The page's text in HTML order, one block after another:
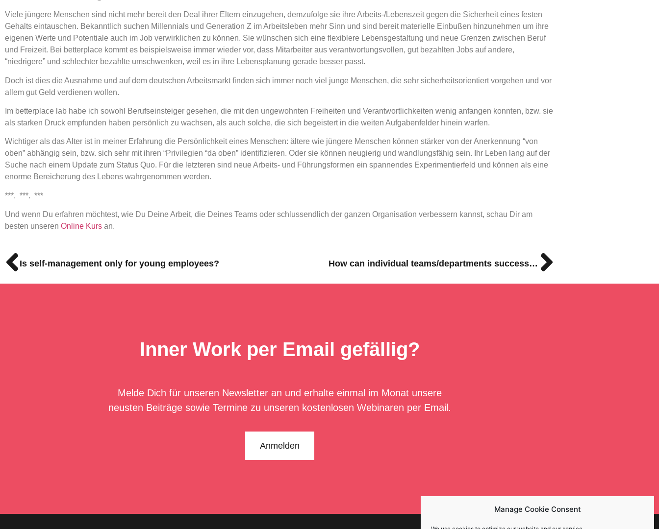
Manage Cookie Consent
Viele jüngere Menschen sind nicht mehr bereit den Deal ihrer Eltern einzugehen, demzufolge sie ihre Arbeits-/Lebenszeit gegen die Sicherheit eines festen
Gehalts eintauschen. Bekanntlich suchen Millennials und Generation Z im Arbeitsleben mehr Sinn und sind bereit materielle Einbußen hinzunehmen um ihre
eigenen Werte und Potentiale auch im Job verwirklichen zu können. Sie wünschen sich eine flexiblere Lebensgestaltung und neue Grenzen zwischen Beruf
und Freizeit. Bei betterplace kommt es beispielsweise immer wieder vor, dass Mitarbeiter aus verantwortungsvollen, gut bezahlten Jobs auf andere,
“niedrigere” und schlechter bezahlte umschwenken, weil es in ihre Lebensplanung gerade besser passt.
Doch ist dies die Ausnahme und auf dem deutschen Arbeitsmarkt finden sich immer noch viel junge Menschen, die sehr sicherheitsorientiert vorgehen und vor
allem gut Geld verdienen wollen.
Im betterplace lab habe ich sowohl Berufseinsteiger gesehen, die mit den ungewohnten Freiheiten und Verantwortlichkeiten wenig anfangen konnten, bzw. sie
als starken Druck empfunden haben persönlich zu wachsen, als auch solche, die sich begeistert in die weiten Aufgabenfelder hinein warfen.
Wichtiger als das Alter ist in meiner Erfahrung die Persönlichkeit eines Menschen: ältere wie jüngere Menschen können stärker von der Anerkennung “von
oben” abhängig sein, bzw. sich sehr mit ihren “Privilegien “da oben” identifizieren. Oder sie können neugierig und wandlungsfähig sein. Ihr Leben lang auf der
Suche nach einem Update zum Status Quo. Für die letzteren sind neue Arbeits- und Führungsformen ein spannendes Experimentierfeld und können als eine
enorme Bereicherung des Lebens wahrgenommen werden.
***. ***. ***
Und wenn Du erfahren möchtest, wie Du Deine Arbeit, die Deines Teams oder schlussendlich der ganzen Organisation verbessern kannst, schau Dir am
besten unseren Online Kurs an.
Is self-management only for young employees? How can individual teams/departments successfully implement new work models?
Inner Work per Email gefällig?
Melde Dich für unseren Newsletter an und erhalte einmal im Monat unsere
neusten Beiträge sowie Termine zu unseren kostenlosen Webinaren per Email.
Anmelden